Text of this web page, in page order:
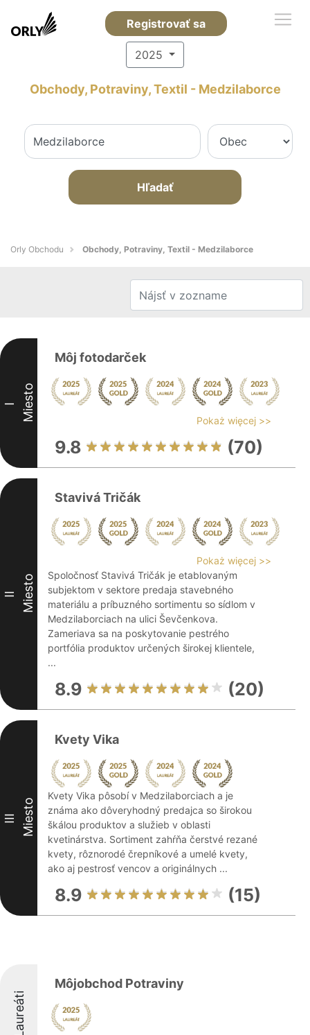
Registrovať sa
2025
Obchody, Potraviny, Textil - Medzilaborce
Hľadať
Orly Obchodu Obchody, Potraviny, Textil - Medzilaborce
I Miesto
Môj fotodarček
Pokaż więcej >>
9.8 (70)
II Miesto
Stavivá Tričák
Pokaż więcej >>
Spoločnosť Stavivá Tričák je etablovaným
subjektom v sektore predaja stavebného
materiálu a príbuzného sortimentu so sídlom v
Medzilaborciach na ulici Ševčenkova.
Zameriava sa na poskytovanie pestrého
portfólia produktov určených širokej klientele,
...
8.9 (20)
III Miesto
Kvety Vika
Kvety Vika pôsobí v Medzilaborciach a je
známa ako dôveryhodný predajca so širokou
škálou produktov a služieb v oblasti
kvetinárstva. Sortiment zahŕňa čerstvé rezané
kvety, rôznorodé črepníkové a umelé kvety,
ako aj pestrosť vencov a originálnych ...
8.9 (15)
Laureáti
Môjobchod Potraviny